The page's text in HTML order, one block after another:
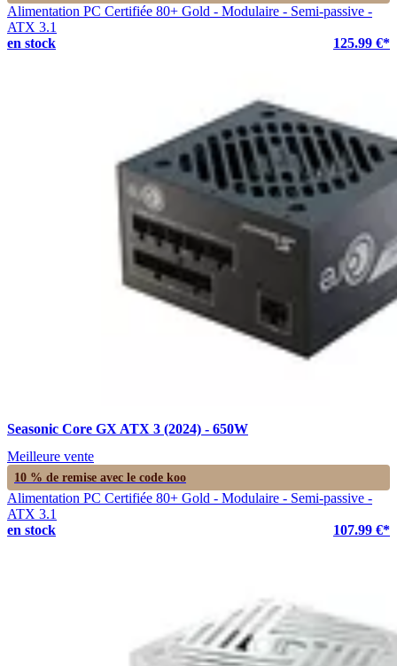
Alimentation PC Certifiée 80+ Gold - Modulaire - Semi-passive -
ATX 3.1
en stock
125.99 €*
Seasonic Core GX ATX 3 (2024) - 650W
Meilleure vente
10 % de remise avec le code koo
Alimentation PC Certifiée 80+ Gold - Modulaire - Semi-passive -
ATX 3.1
en stock
107.99 €*